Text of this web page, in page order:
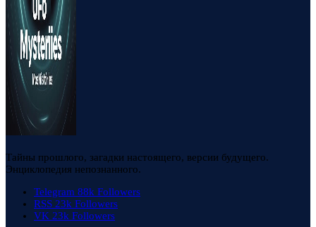
Тайны прошлого, загадки настоящего, версии будущего.
Энциклопедия непознанного.
Telegram 88k Followers
RSS 23k Followers
VK 23k Followers